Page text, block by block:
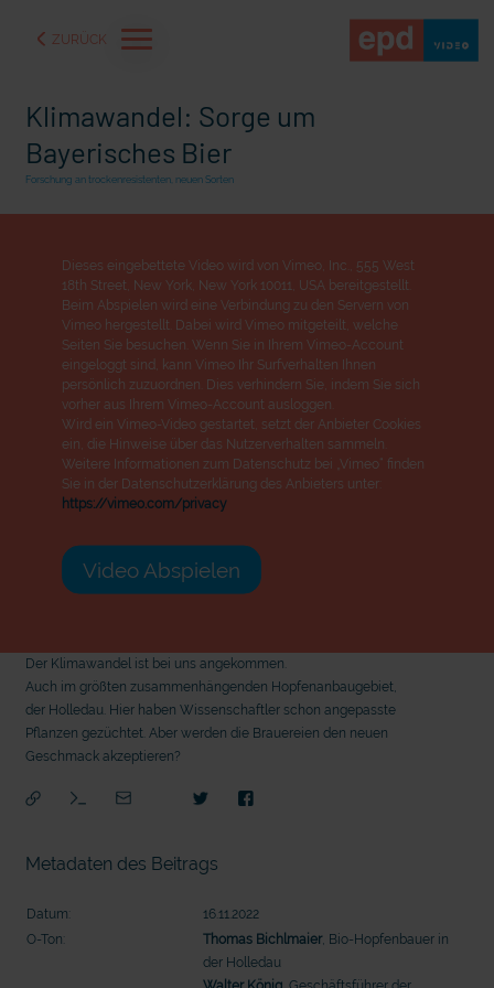
ZURÜCK
oder "Deppen der "Wir bauen Cherson wieder auf" - Optimismus in der
Klimawandel: Sorge um
Bayerisches Bier
Forschung an trockenresistenten, neuen Sorten
Dieses eingebettete Video wird von Vimeo, Inc., 555 West
18th Street, New York, New York 10011, USA bereitgestellt.
Beim Abspielen wird eine Verbindung zu den Servern von
Vimeo hergestellt. Dabei wird Vimeo mitgeteilt, welche
Seiten Sie besuchen. Wenn Sie in Ihrem Vimeo-Account
eingeloggt sind, kann Vimeo Ihr Surfverhalten Ihnen
persönlich zuzuordnen. Dies verhindern Sie, indem Sie sich
vorher aus Ihrem Vimeo-Account ausloggen.
Wird ein Vimeo-Video gestartet, setzt der Anbieter Cookies
ein, die Hinweise über das Nutzerverhalten sammeln.
Weitere Informationen zum Datenschutz bei „Vimeo“ finden
Sie in der Datenschutzerklärung des Anbieters unter:
https://vimeo.com/privacy
Video Abspielen
Der Klimawandel ist bei uns angekommen.
Auch im größten zusammenhängenden Hopfenanbaugebiet,
der Holledau. Hier haben Wissenschaftler schon angepasste
Pflanzen gezüchtet. Aber werden die Brauereien den neuen
Geschmack akzeptieren?
Metadaten des Beitrags
Datum:
16.11.2022
O-Ton:
Thomas Bichlmaier, Bio-Hopfenbauer in
der Holledau